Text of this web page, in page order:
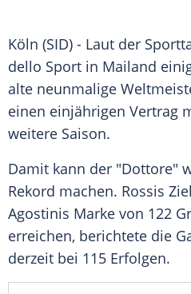
Köln (SID) - Laut der
dello Sport in Mailand
alte neunmalige
einen einjährigen Vertrag
weitere Saison.
Damit kann der "Dottore"
Rekord machen. Rossis
Agostinis Marke von 122
erreichen, berichtete die
derzeit bei 115 Erfolgen.